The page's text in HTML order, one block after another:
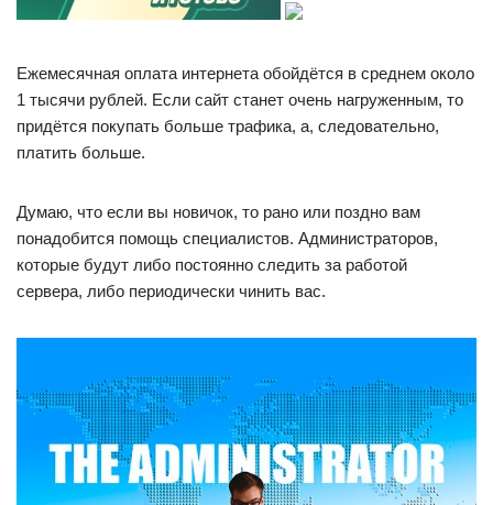
Ежемесячная оплата интернета обойдётся в среднем около
1 тысячи рублей. Если сайт станет очень нагруженным, то
придётся покупать больше трафика, а, следовательно,
платить больше.
Думаю, что если вы новичок, то рано или поздно вам
понадобится помощь специалистов. Администраторов,
которые будут либо постоянно следить за работой
сервера, либо периодически чинить вас.